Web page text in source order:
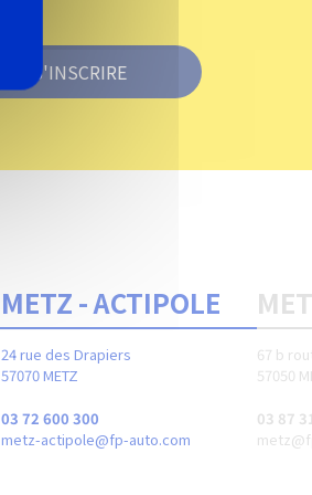
S'INSCRIRE
METZ - ACTIPOLE
24 rue des Drapiers
57070 METZ
03 72 600 300
metz-actipole@fp-auto.com
67 b
57050
03 87